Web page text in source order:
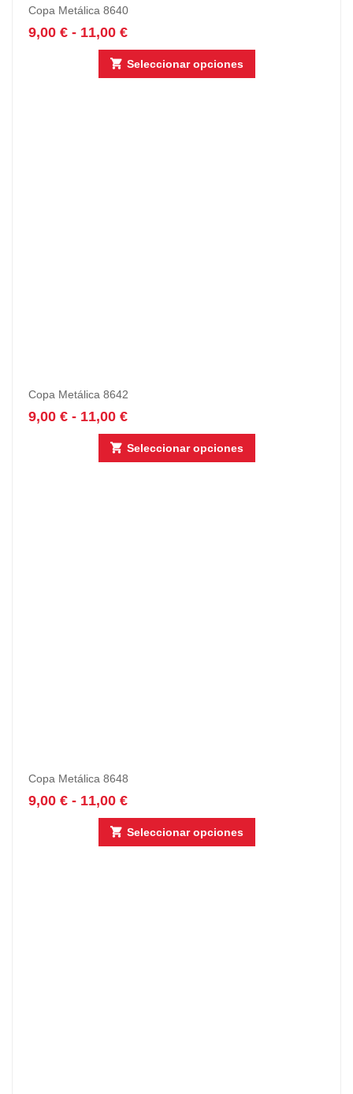
Copa Metálica 8640
9,00 € - 11,00 €
Seleccionar opciones
Copa Metálica 8642
9,00 € - 11,00 €
Seleccionar opciones
Copa Metálica 8648
9,00 € - 11,00 €
Seleccionar opciones